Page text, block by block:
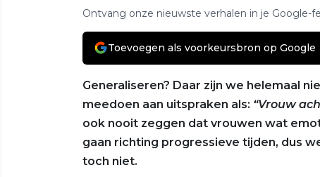
Ontvang onze nieuwste verhalen in je Google-
Toevoegen als voorkeursbron op Google
Generaliseren? Daar zijn we helemaal
meedoen aan uitspraken als: “Vrouw
ook nooit zeggen dat vrouwen wat
gaan richting progressieve tijden, dus
toch niet.